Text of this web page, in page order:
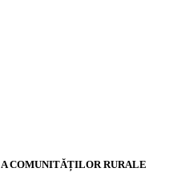
COMUNITĂȚILOR RURALE